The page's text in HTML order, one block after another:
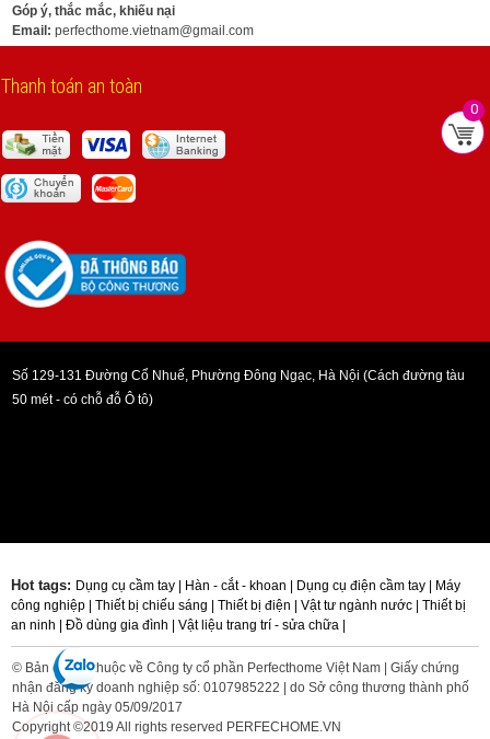
Góp ý, thắc mắc, khiếu nại
Email: perfecthome.vietnam@gmail.com
Thanh toán an toàn
Số 129-131 Đường Cổ Nhuế, Phường Đông Ngạc, Hà Nội (Cách đường tàu
50 mét - có chỗ đỗ Ô tô)
Hot tags: Dụng cụ cầm tay | Hàn - cắt - khoan | Dụng cụ điện cầm tay |
Máy
công nghiệp | Thiết bị chiếu sáng | Thiết bị điện | Vật tư ngành nước | Thiết bị
an ninh | Đồ dùng gia đình | Vật liệu trang trí - sửa chữa |
© Bản quyền thuộc về Công ty cổ phần Perfecthome Việt Nam | Giấy chứng
nhận đăng ký doanh nghiệp số: 0107985222 | do Sở công thương thành phố
Hà Nội cấp ngày 05/09/2017
Copyright ©2019 All rights reserved PERFECHOME.VN
0